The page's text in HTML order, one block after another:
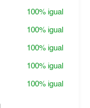
100% igual
100% igual
100% igual
100% igual
100% igual